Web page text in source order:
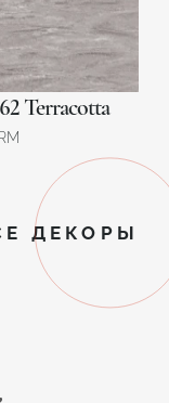
Terracotta
ДЕКОРЫ